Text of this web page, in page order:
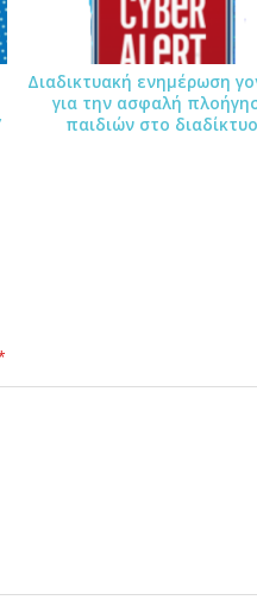
Διαδικτυακή ενημέρωση
για την ασφαλή
παιδιών στο διαδίκτυο